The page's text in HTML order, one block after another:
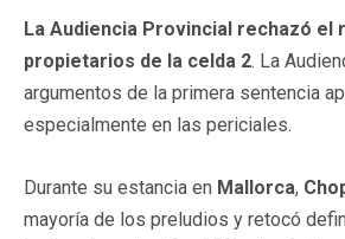
La Audiencia Provincial rechazó el
propietarios de la celda 2. La
argumentos de la primera sentencia
especialmente en las periciales.
Durante su estancia en Mallorca,
mayoría de los preludios y retocó